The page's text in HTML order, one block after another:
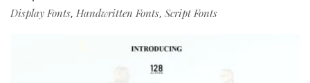
Display Fonts, Handwritten Fonts, Script Fonts